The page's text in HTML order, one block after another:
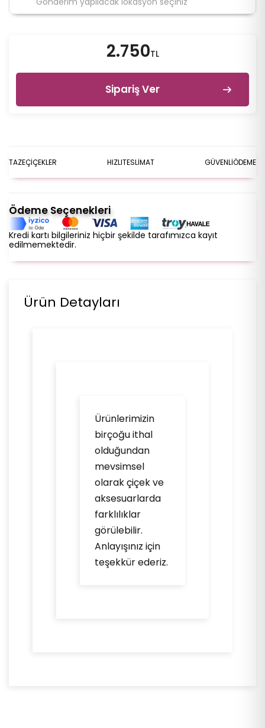
2.750TL
Sipariş Ver
TAZEÇİÇEKLER HIZLITESLİMAT GÜVENLİÖDEME
Ödeme Seçenekleri
Kredi kartı bilgileriniz hiçbir şekilde tarafımızca kayıt
edilmemektedir.
Ürün Detayları
Ürünlerimizin
birçoğu ithal
olduğundan
mevsimsel
olarak çiçek ve
aksesuarlarda
farklılıklar
görülebilir.
Anlayışınız için
teşekkür ederiz.